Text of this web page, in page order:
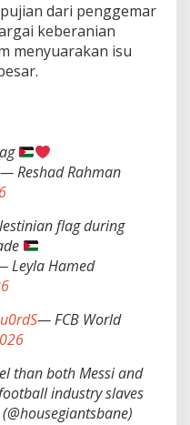
dari penggemar
keberanian
menyuarakan isu
— Reshad Rahman
flag during
Leyla Hamed
— FCB World
than both Messi and
industry slaves